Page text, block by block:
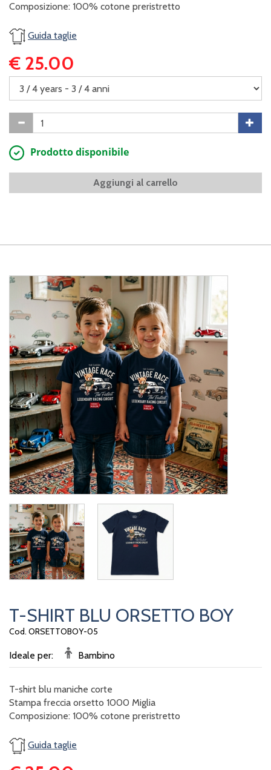
Composizione: 100% cotone preristretto
Guida taglie
€ 25.00
Prodotto disponibile
Aggiungi al carrello
T-SHIRT BLU ORSETTO BOY
Cod. ORSETTOBOY-05
Ideale per: Bambino
T-shirt blu maniche corte
Stampa freccia orsetto 1000 Miglia
Composizione: 100% cotone preristretto
Guida taglie